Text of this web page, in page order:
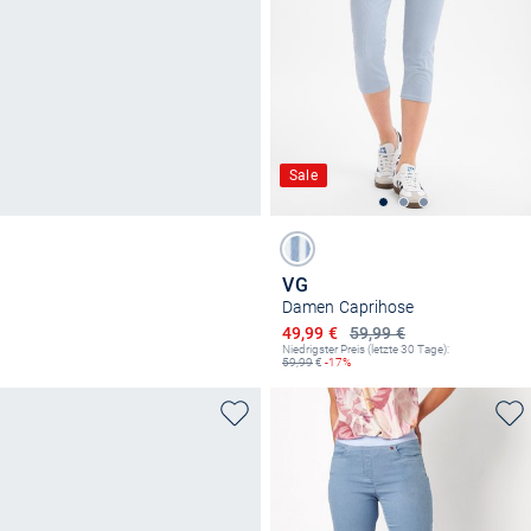
Sale
VG
Damen Caprihose
59,99 €
Ermäßigter Preis
49,99 €
Niedrigster Preis (letzte 30 Tage):
59,99€ -17%